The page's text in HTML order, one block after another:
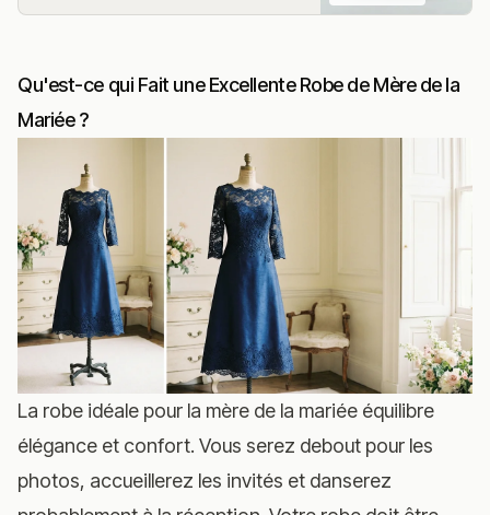
Qu'est-ce qui Fait une Excellente Robe de Mère de la
Mariée ?
La robe idéale pour la mère de la mariée équilibre
élégance et confort. Vous serez debout pour les
photos, accueillerez les invités et danserez